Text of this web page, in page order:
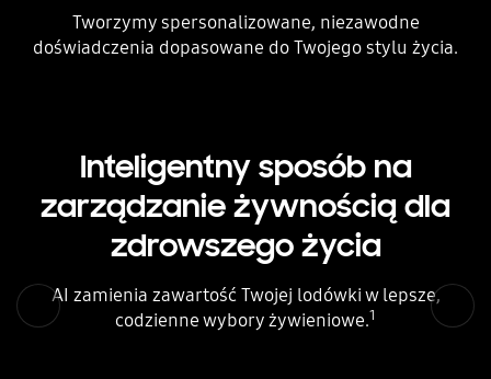
Tworzymy spersonalizowane, niezawodne
doświadczenia dopasowane do Twojego stylu życia.
Inteligentny sposób na
zarządzanie żywnością dla
zdrowszego życia
AI zamienia zawartość Twojej lodówki w lepsze,
codzienne wybory żywieniowe.1